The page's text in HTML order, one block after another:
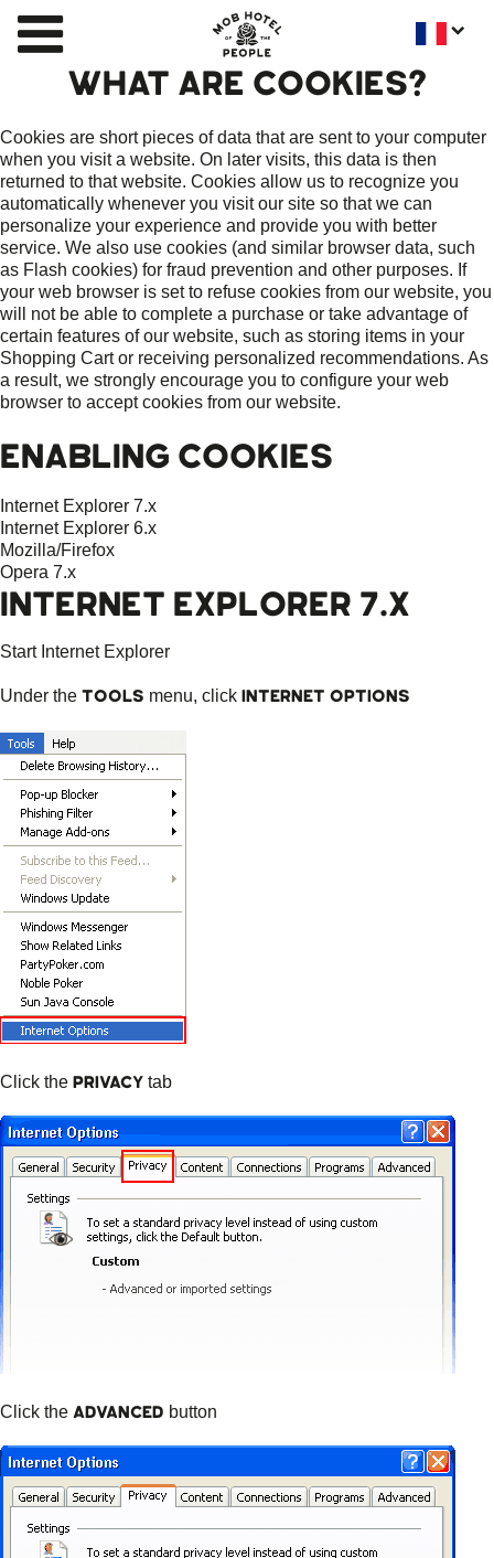
WHAT ARE COOKIES?
Cookies are short pieces of data that are sent to your computer
when you visit a website. On later visits, this data is then
returned to that website. Cookies allow us to recognize you
automatically whenever you visit our site so that we can
personalize your experience and provide you with better
service. We also use cookies (and similar browser data, such
as Flash cookies) for fraud prevention and other purposes. If
your web browser is set to refuse cookies from our website, you
will not be able to complete a purchase or take advantage of
certain features of our website, such as storing items in your
Shopping Cart or receiving personalized recommendations. As
a result, we strongly encourage you to configure your web
browser to accept cookies from our website.
ENABLING COOKIES
Internet Explorer 7.x
Internet Explorer 6.x
Mozilla/Firefox
Opera 7.x
INTERNET EXPLORER 7.X
Start Internet Explorer
Under the Tools menu, click Internet Options
Click the Privacy tab
Click the Advanced button